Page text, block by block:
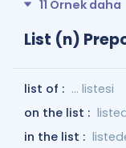
11 Örnek daha
List (n)
list of : ... listesi
on the list :
in the list :